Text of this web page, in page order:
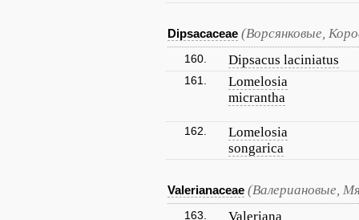
Dipsacaceae (Ворсянковые,
160. Dipsacus laciniatus
161.
Lomelosia
micrantha
162.
Lomelosia
songarica
Valerianaceae (Валериановые,
163. Valeriana